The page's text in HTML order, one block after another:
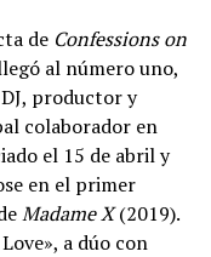
de Confessions on
al número uno,
productor y
colaborador en
el 15 de abril y
en el primer
Madame X(2019).
a dúo con